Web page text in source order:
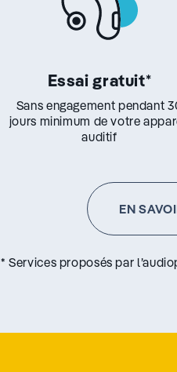
Essai gratuit*
Sans engagement pendant
jours minimum de votre
auditif
EN
* Services proposés par